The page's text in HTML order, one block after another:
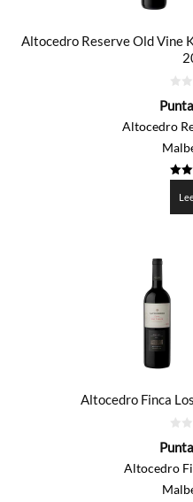
Altocedro Reserve Old Vine
de
Altocedro
de
Altocedro Finca
de
Altocedro